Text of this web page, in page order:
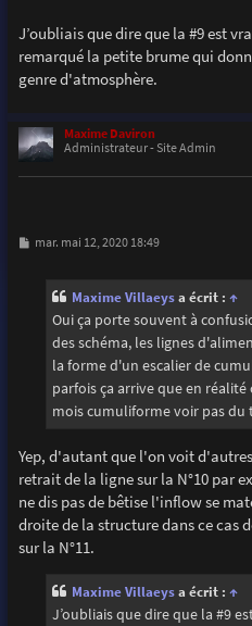
J’oubliais que dire que la #9 est
remarqué la petite brume qui
genre d'atmosphère.
Maxime Daviron
Administrateur - Site Admin
M
mar. mai 12, 2020 18:49
Maxime Villaeysa écrit : ↑
Oui ça porte souvent à
des schéma, les lignes
la forme d'un escalier de
parfois ça arrive que en
mois cumuliforme voir pas du
Yep, d'autant que l'on voit
retrait de la ligne sur la N°10 par
ne dis pas de bêtise l'inflow se
droite de la structure dans ce cas
sur la N°11.
Maxime Villaeysa écrit : ↑
J’oubliais que dire que la #9